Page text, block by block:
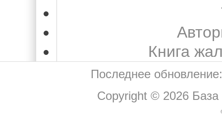
Книга
Последнее
Copyright © 2026 База